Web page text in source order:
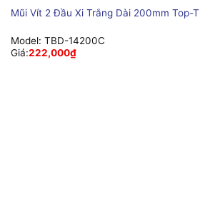
Mũi Vít 2 Đầu Xi Trắng Dài 200mm Top-
Model: TBD-14200C
Giá:222,000₫